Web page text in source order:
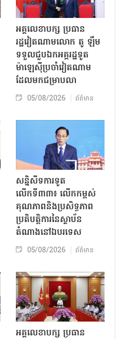
អគ្គលេខាបក្ស ប្រធាន
រដ្ឋវៀតណាមលោក តូ ឡឹម
ទទួលជួបឯកអគ្គរដ្ឋទូត
ម៉ាឡេស៊ីប្រចាំវៀតណាម
ដែលមកជម្រាបលា
05/08/2026 ព័ត៌មាន
សន្និសីទការទូត
លើកទី៣៣៖ លើក​កម្ពស់
គុណភាពនិងប្រសិទ្ធភាព
ប្រតិបត្តិការ​នៃស្ថាប័ន​​
តំណាងនៅឯ​បរទេស​
05/08/2026 ព័ត៌មាន
អគ្គលេខាបក្ស ប្រធាន